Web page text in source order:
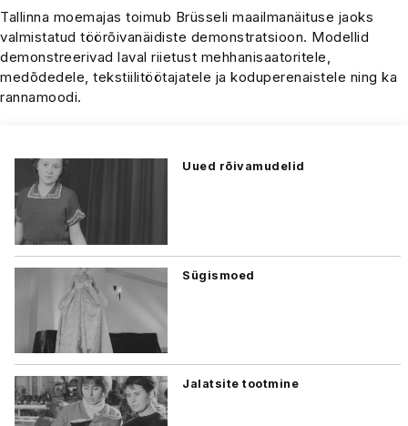
Tallinna moemajas toimub Brüsseli maailmanäituse jaoks
valmistatud töörõivanäidiste demonstratsioon. Modellid
demonstreerivad laval riietust mehhanisaatoritele,
medõdedele, tekstiilitöötajatele ja koduperenaistele ning ka
rannamoodi.
Uued rõivamudelid
Sügismoed
Jalatsite tootmine